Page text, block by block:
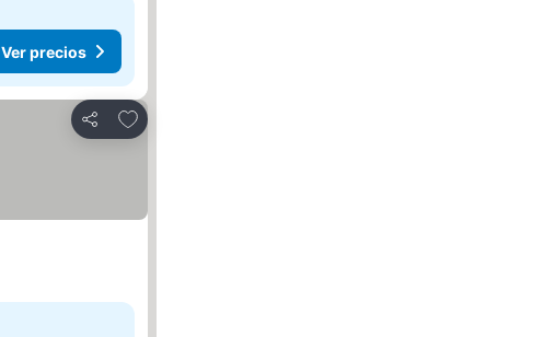
Ver precios
Compartir
Añadir a favoritos